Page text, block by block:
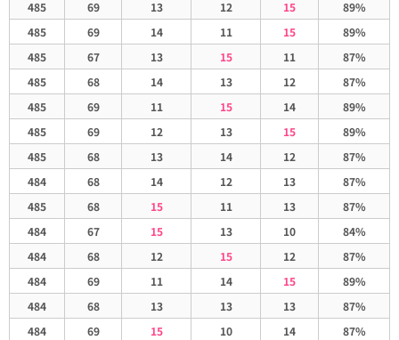
485
69 13 12 15
89%
485
69 14 11 15
89%
485
67 13 15 11
87%
485
68 14 13 12
87%
485
69 11 15 14
89%
485
69 12 13 15
89%
485
68 13 14 12
87%
484
68 14 12 13
87%
485
68 15 11 13
87%
484
67 15 13 10
84%
484
68 12 15 12
87%
484
69 11 14 15
89%
484
68 13 13 13
87%
484
69 15 10 14
87%